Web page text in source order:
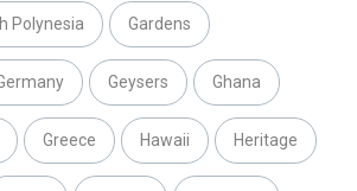
Polynesia Gardens
Geysers Ghana
Greece Hawaii Heritage